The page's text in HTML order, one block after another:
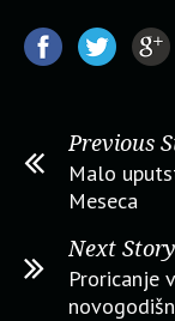
Previous
Malo
Meseca
Next Story
Proricanje